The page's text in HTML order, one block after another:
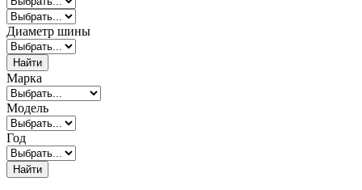
Диаметр шины
Найти
Марка
Модель
Год
Найти